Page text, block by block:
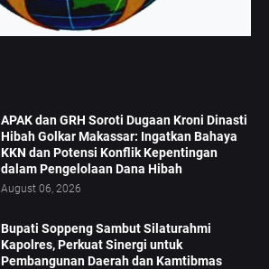
APAK dan GRH Soroti Dugaan Kroni Dinasti
Hibah Golkar Makassar: Ingatkan Bahaya
KKN dan Potensi Konflik Kepentingan
dalam Pengelolaan Dana Hibah
August 06, 2026
Bupati Soppeng Sambut Silaturahmi
Kapolres, Perkuat Sinergi untuk
Pembangunan Daerah dan Kamtibmas